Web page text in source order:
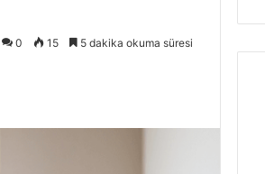
0 15 5 dakika okuma süresi